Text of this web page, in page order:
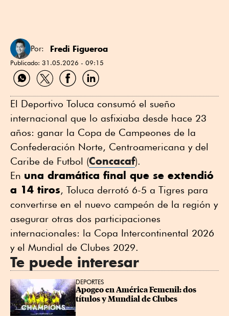
Por: Fredi Figueroa
Publicado: 31.05.2026 - 09:15
Compartir
por
Compartir
por
Compartir
por
Compartir
por
El Deportivo Toluca consumó el sueño
internacional que lo asfixiaba desde hace 23
años: ganar la Copa de Campeones de la
Confederación Norte, Centroamericana y del
Caribe de Futbol (Concacaf).
En una dramática final que se extendió
a 14 tiros, Toluca derrotó 6-5 a Tigres para
convertirse en el nuevo campeón de la región y
asegurar otras dos participaciones
internacionales: la Copa Intercontinental 2026
y el Mundial de Clubes 2029.
Te puede interesar
DEPORTES
Apogeo en América Femenil: dos
títulos y Mundial de Clubes